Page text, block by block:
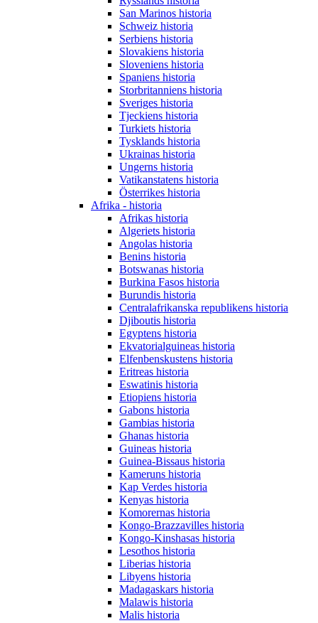
San Marinos historia
Schweiz historia
Serbiens historia
Slovakiens historia
Sloveniens historia
Spaniens historia
Storbritanniens historia
Sveriges historia
Tjeckiens historia
Turkiets historia
Tysklands historia
Ukrainas historia
Ungerns historia
Vatikanstatens historia
Österrikes historia
Afrika - historia
Afrikas historia
Algeriets historia
Angolas historia
Benins historia
Botswanas historia
Burkina Fasos historia
Burundis historia
Centralafrikanska republikens historia
Djiboutis historia
Egyptens historia
Ekvatorialguineas historia
Elfenbenskustens historia
Eritreas historia
Eswatinis historia
Etiopiens historia
Gabons historia
Gambias historia
Ghanas historia
Guineas historia
Guinea-Bissaus historia
Kameruns historia
Kap Verdes historia
Kenyas historia
Komorernas historia
Kongo-Brazzavilles historia
Kongo-Kinshasas historia
Lesothos historia
Liberias historia
Libyens historia
Madagaskars historia
Malawis historia
Malis historia